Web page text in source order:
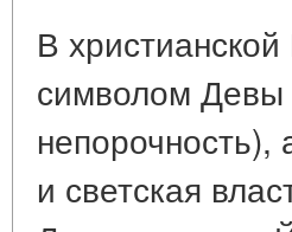
В
символом
непорочность),
и светская